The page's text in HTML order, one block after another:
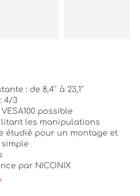
: de 8,4″ à 23,1″
4/3
possible
les manipulations
étudié pour un montage et
par NICONIX